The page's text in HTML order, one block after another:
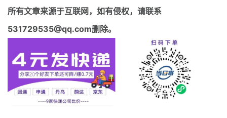
所有文章来源于互联网，如有侵权，请联系
531729535@qq.com删除。